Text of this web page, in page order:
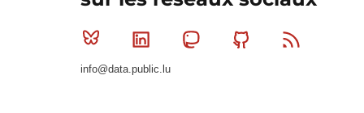
Bluesky Linkedin MastodonGithub
info@data.public.lu